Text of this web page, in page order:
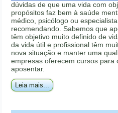
dúvidas de que uma vida com
propósitos faz bem à saúde
médico, psicólogo ou
recomendando. Sabemos que
têm objetivo muito definido de
da vida útil e profissional têm
nova situação e manter uma
empresas oferecem cursos para
aposentar.
Leia mais...